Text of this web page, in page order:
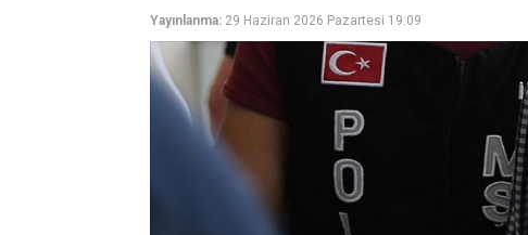
Yayınlanma: 29 Haziran 2026 Pazartesi 19:09